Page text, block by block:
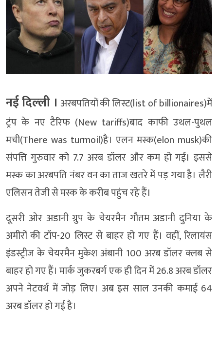
नई दिल्‍ली । अरबपतियों की लिस्ट(list of billionaires)में
ट्रंप के नए टैरिफ (New tariffs)बाद काफी उथल-पुथल
मची(There was turmoil)है। एलन मस्क(elon musk)की
संपत्ति गुरुवार को 7.7 अरब डॉलर और कम हो गई। इससे
मस्क का अरबपति नंबर वन का ताज खतरे में पड़ गया है। लैरी
एलिसन तेजी से मस्क के करीब पहुंच रहे हैं।
दूसरी ओर अडानी ग्रुप के चेयरमैन गौतम अडानी दुनिया के
अमीरों की टॉप-20 लिस्ट से बाहर हो गए हैं। वहीं, रिलायंस
इंडस्ट्रीज के चेयरमैन मुकेश अंबानी 100 अरब डॉलर क्लब से
बाहर हो गए हैं। मार्क जुकरबर्ग एक ही दिन में 26.8 अरब डॉलर
अपने नेटवर्थ में जोड़ लिए। अब इस साल उनकी कमाई 64
अरब डॉलर हो गई है।